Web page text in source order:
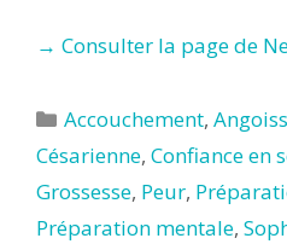
→ Consulter la page de
Catégories
Accouchement,
Césarienne, Confiance en
Grossesse, Peur,
Préparation mentale,